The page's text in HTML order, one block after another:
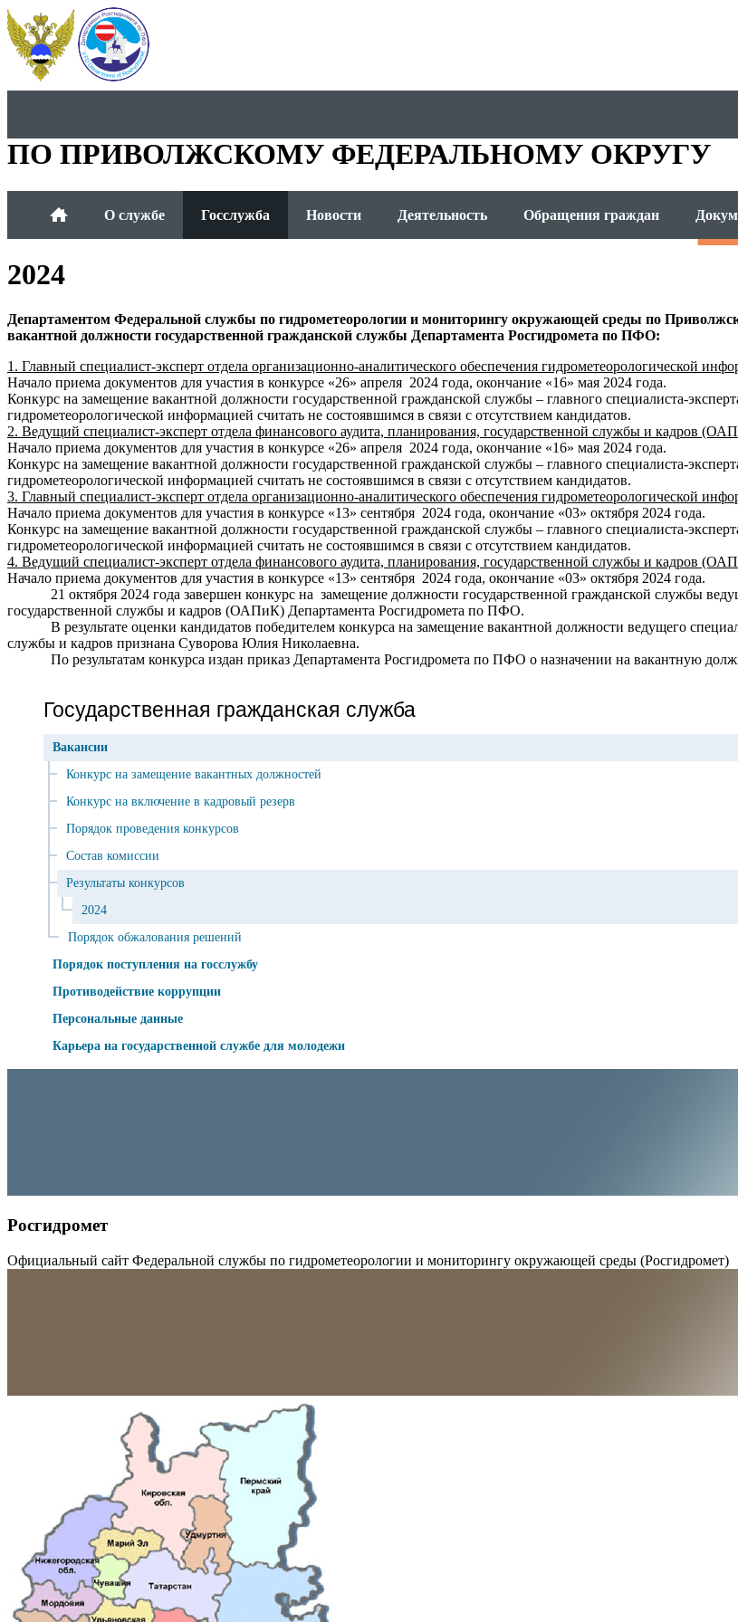
ПО ПРИВОЛЖСКОМУ ФЕДЕРАЛЬНОМУ ОКРУГУ
О службе Госслужба Новости Деятельность Обращения граждан
2024
Департаментом Федеральной службы по гидрометеорологии и мониторингу окружающей среды по
вакантной должности государственной гражданской службы Департамента Росгидромета по ПФО:
1. Главный специалист-эксперт отдела организационно-аналитического обеспечения гидрометеорологической
Начало приема документов для участия в конкурсе «26» апреля 2024 года, окончание «16» мая 2024 года.
Конкурс на замещение вакантной должности государственной гражданской службы – главного специалиста-
гидрометеорологической информацией считать не состоявшимся в связи с отсутствием кандидатов.
2. Ведущий специалист-эксперт отдела финансового аудита, планирования, государственной службы и кадров
Начало приема документов для участия в конкурсе «26» апреля 2024 года, окончание «16» мая 2024 года.
Конкурс на замещение вакантной должности государственной гражданской службы – главного специалиста-
гидрометеорологической информацией считать не состоявшимся в связи с отсутствием кандидатов.
3. Главный специалист-эксперт отдела организационно-аналитического обеспечения гидрометеорологической
Начало приема документов для участия в конкурсе «13» сентября 2024 года, окончание «03» октября 2024 года.
Конкурс на замещение вакантной должности государственной гражданской службы – главного специалиста-
гидрометеорологической информацией считать не состоявшимся в связи с отсутствием кандидатов.
4. Ведущий специалист-эксперт отдела финансового аудита, планирования, государственной службы и кадров
Начало приема документов для участия в конкурсе «13» сентября 2024 года, окончание «03» октября 2024 года.
21 октября 2024 года завершен конкурс на замещение должности государственной гражданской службы
государственной службы и кадров (ОАПиК) Департамента Росгидромета по ПФО.
В результате оценки кандидатов победителем конкурса на замещение вакантной должности ведущего
службы и кадров признана Суворова Юлия Николаевна.
По результатам конкурса издан приказ Департамента Росгидромета по ПФО о назначении на вакантную
Государственная гражданская служба
Вакансии
Конкурс на замещение вакантных должностей
Конкурс на включение в кадровый резерв
Порядок проведения конкурсов
Состав комиссии
Результаты конкурсов
2024
Порядок обжалования решений
Порядок поступления на госслужбу
Противодействие коррупции
Персональные данные
Карьера на государственной службе для молодежи
Росгидромет
Официальный сайт Федеральной службы по гидрометеорологии и мониторингу окружающей среды (Росгидромет)